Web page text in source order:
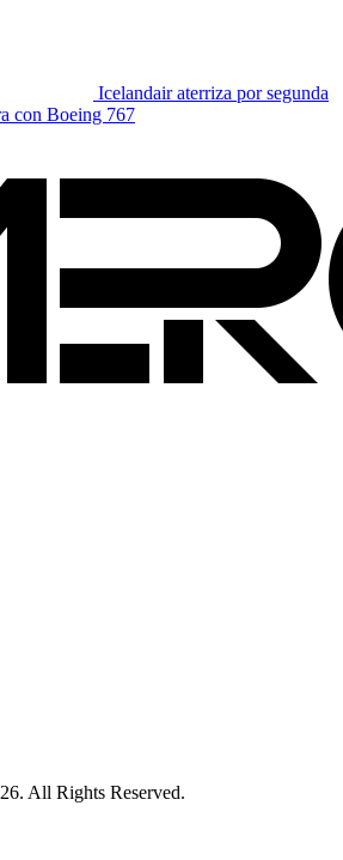
Icelandair aterriza por segunda
con Boeing 767
All Rights Reserved.